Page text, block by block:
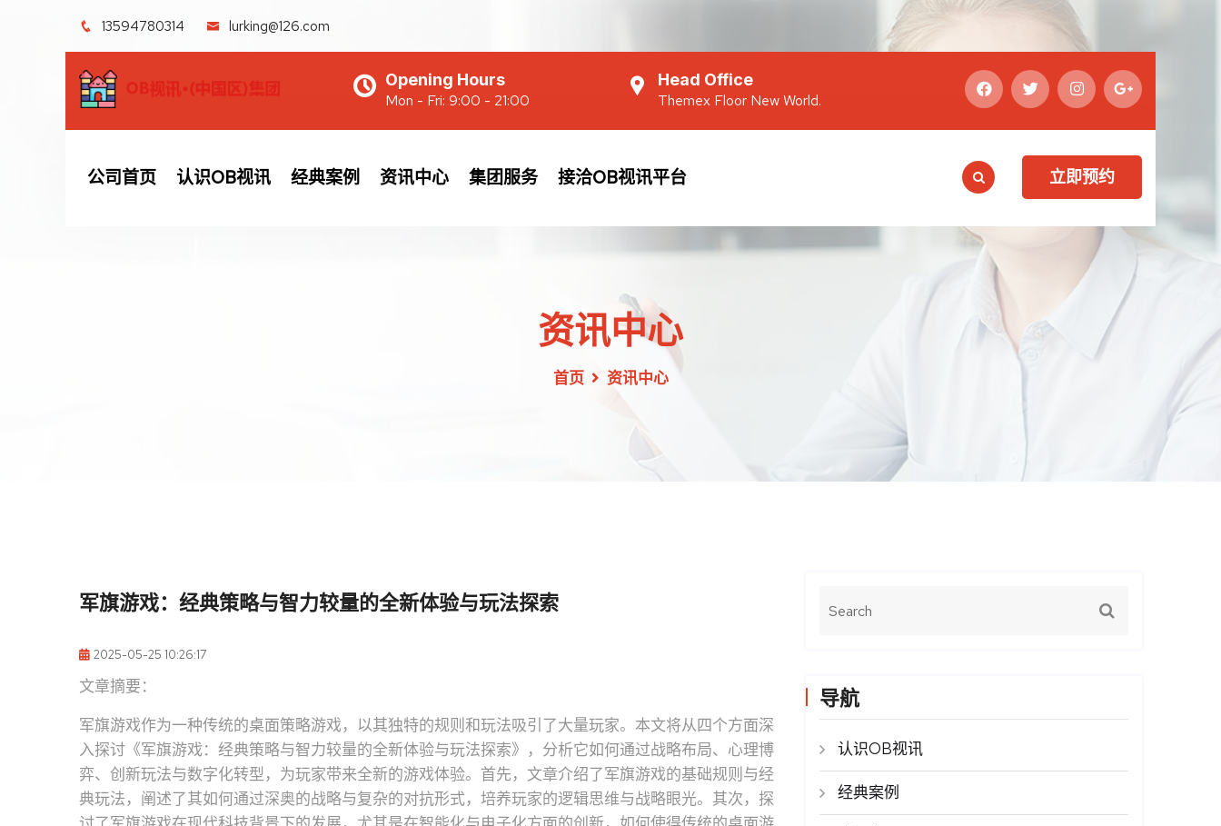
13594780314 lurking@126.com
Opening Hours
Mon - Fri: 9:00 - 21:00
Head Office
Themex Floor New World.
公司首页 认识OB视讯 经典案例 资讯中心 集团服务 接洽OB视讯平台 立即预约
资讯中心
首页 资讯中心
军旗游戏：经典策略与智力较量的全新体验与玩法探索
2025-05-25 10:26:17
文章摘要：
军旗游戏作为一种传统的桌面策略游戏，以其独特的规则和玩法吸引了大量玩家。本文将从四个方面深
入探讨《军旗游戏：经典策略与智力较量的全新体验与玩法探索》，分析它如何通过战略布局、心理博
弈、创新玩法与数字化转型，为玩家带来全新的游戏体验。首先，文章介绍了军旗游戏的基础规则与经
典玩法，阐述了其如何通过深奥的战略与复杂的对抗形式，培养玩家的逻辑思维与战略眼光。其次，探
导航
认识OB视讯
经典案例